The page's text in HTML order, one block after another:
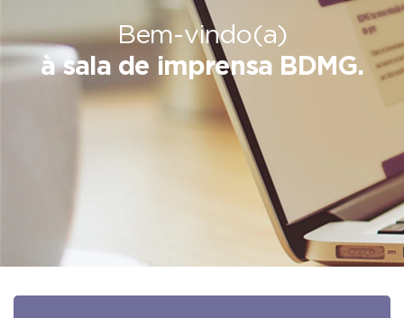
Bem-vindo(a)
à sala de imprensa BDMG.